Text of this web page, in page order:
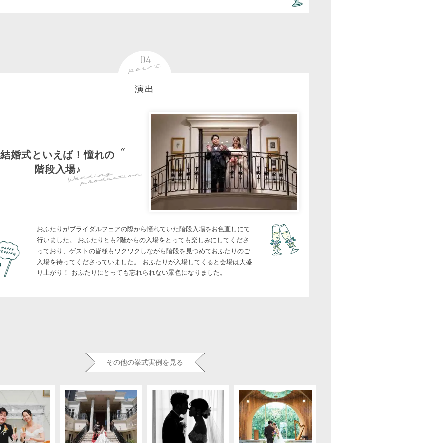
演出
結婚式といえば！憧れの
階段入場♪
おふたりがブライダルフェアの際から憧れていた階段入場をお色直しにて
行いました。 おふたりとも2階からの入場をとっても楽しみにしてくださ
っており、ゲストの皆様もワクワクしながら階段を見つめておふたりのご
入場を待ってくださっていました。 おふたりが入場してくると会場は大盛
り上がり！ おふたりにとっても忘れられない景色になりました。
その他の挙式実例を見る